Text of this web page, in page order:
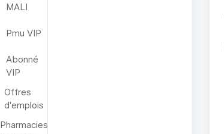
MALI
Pmu VIP
Abonné
VIP
Offres
d'emplois
Pharmacies